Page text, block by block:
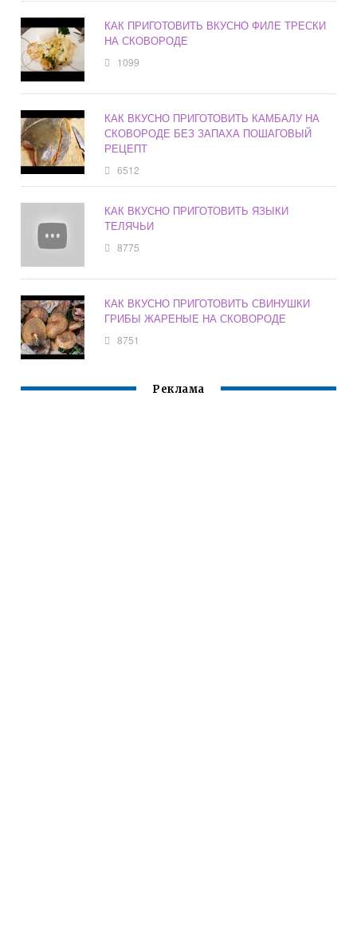
КАК ПРИГОТОВИТЬ ВКУСНО ФИЛЕ ТРЕСКИ
НА СКОВОРОДЕ
1099
КАК ВКУСНО ПРИГОТОВИТЬ КАМБАЛУ НА
СКОВОРОДЕ БЕЗ ЗАПАХА ПОШАГОВЫЙ
РЕЦЕПТ
6512
КАК ВКУСНО ПРИГОТОВИТЬ ЯЗЫКИ
ТЕЛЯЧЬИ
8775
КАК ВКУСНО ПРИГОТОВИТЬ СВИНУШКИ
ГРИБЫ ЖАРЕНЫЕ НА СКОВОРОДЕ
8751
Реклама